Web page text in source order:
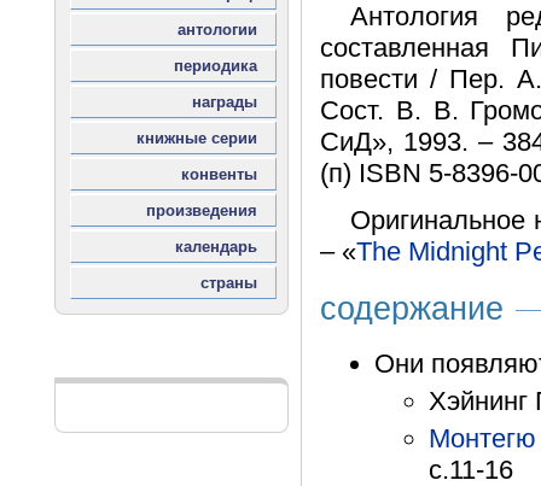
Антология
составленная
повести / Пер.
Сост. В. В.
СиД», 1993. –
(п) ISBN 5-8396-
Оригинальное
– «The Midnight
содержание
Они
Хэйнинг
с.11-16